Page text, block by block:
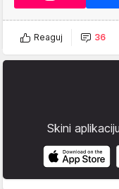
Reaguj 36
Skini